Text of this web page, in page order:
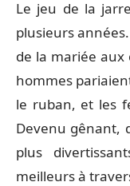
Le jeu de la
plusieurs
de la mariée
hommes
le ruban, et les
Devenu gênant,
plus
meilleurs à